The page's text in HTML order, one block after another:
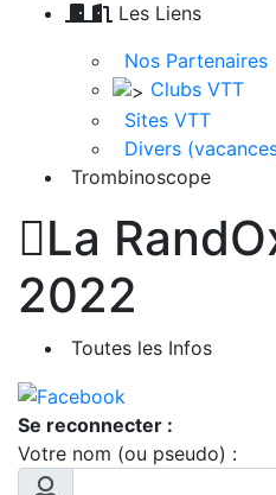
Les Liens
Nos Partenaires
Clubs VTT
Sites VTT
Divers
Trombinoscope
La
2022
Toutes les Infos
Se reconnecter :
Votre nom (ou pseudo) :